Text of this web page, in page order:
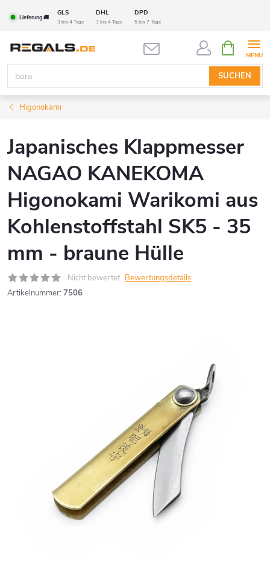
InhaltLieferung 🚚
GLS DHL DPD
3 bis 4 Tage 3 bis 4 Tage 5 bis 7 Tage
SUCHEN
Higonokami
Japanisches Klappmesser
NAGAO KANEKOMA
Higonokami Warikomi aus
Kohlenstoffstahl SK5 - 35
mm - braune Hülle
Nicht bewertet Bewertungsdetails
Artikelnummer: 7506